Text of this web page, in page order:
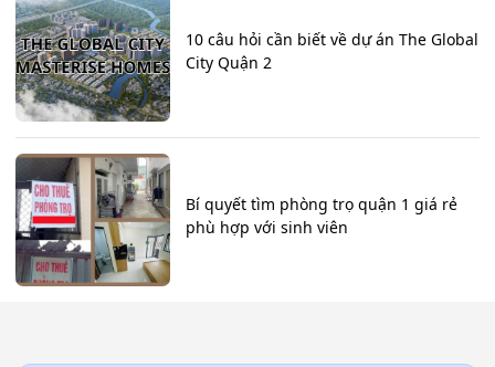
10 câu hỏi cần biết về dự án The Global
City Quận 2
Bí quyết tìm phòng trọ quận 1 giá rẻ
phù hợp với sinh viên